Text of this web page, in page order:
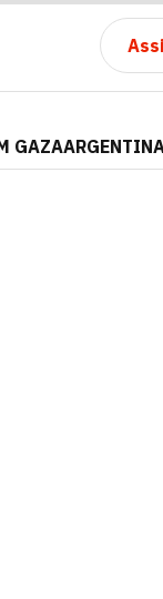
GAZA